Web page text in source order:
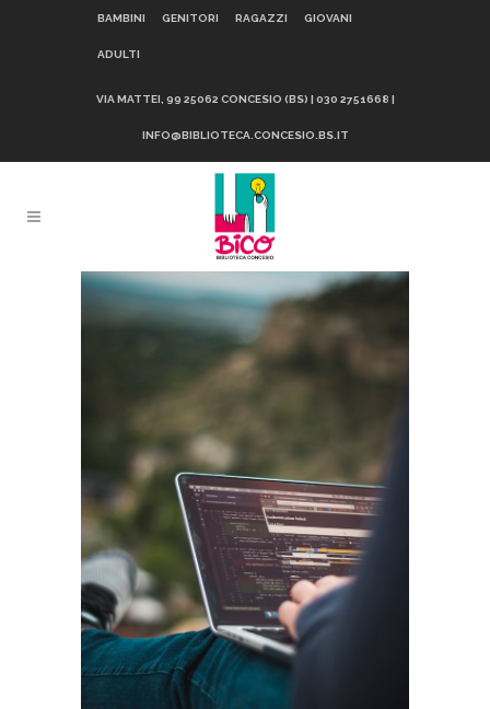
BAMBINI GENITORI RAGAZZI GIOVANI
ADULTI
VIA MATTEI, 99 25062 CONCESIO (BS) | 030 2751668 |
INFO@BIBLIOTECA.CONCESIO.BS.IT